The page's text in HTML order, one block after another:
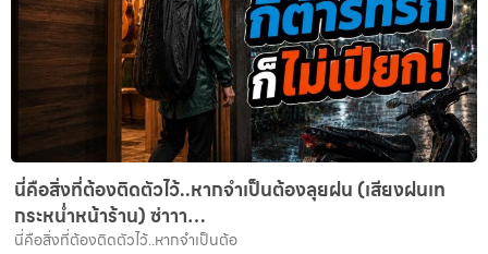
นี่คือสิ่งที่ต้องติดตัวไว้..หากจำเป็นต้องลุยฝน (เสียงฝนเท
กระหน่ำหน้าร้าน) ซ่าาา…
นี่คือสิ่งที่ต้องติดตัวไว้..หากจำเป็นต้อ